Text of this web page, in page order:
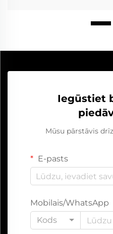
Iegūstiet
Mūsu pārstāvis
E-pasts
Mobilais/WhatsApp
Kods